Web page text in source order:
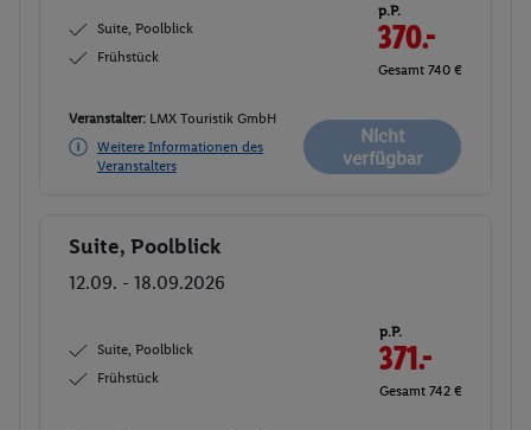
Suite, Poolblick
Frühstück
p.P.
370.-
Gesamt 740 €
Veranstalter: LMX Touristik GmbH
Weitere Informationen des
Veranstalters
Nicht
verfügbar
Buchen
Suite, Poolblick
12.09. - 18.09.2026
Suite, Poolblick
Frühstück
p.P.
371.-
Gesamt 742 €